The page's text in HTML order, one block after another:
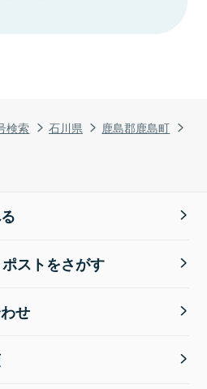
検索 石川県
鹿島郡鹿島町
ストをさがす
せ